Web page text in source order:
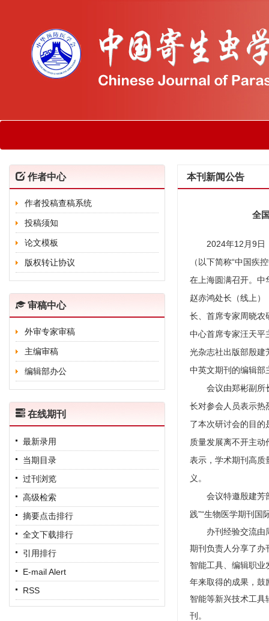
作者中心
作者投稿查稿系统
投稿须知
论文模板
版权转让协议
审稿中心
外审专家审稿
主编审稿
编辑部办公
在线期刊
最新录用
当期目录
过刊浏览
高级检索
摘要点击排行
全文下载排行
引用排行
E-mail Alert
RSS
本刊新闻公告
全
2024年12月9日，
（以下简称“中国疾
在上海圆满召开。中
赵赤鸿处长（线上
长、首席专家周晓农
中心首席专家汪天平
光杂志社出版部殷建
中英文期刊的编辑部
会议由郑彬副所长
长对参会人员表示热
了本次研讨会的目
质量发展离不开主
表示，学术期刊高质
义。
会议特邀殷建芳部
践”“生物医学期刊国
办刊经验交流由周
期刊负责人分享了办
智能工具、编辑职
年来取得的成果，鼓
智能等新兴技术工
刊。